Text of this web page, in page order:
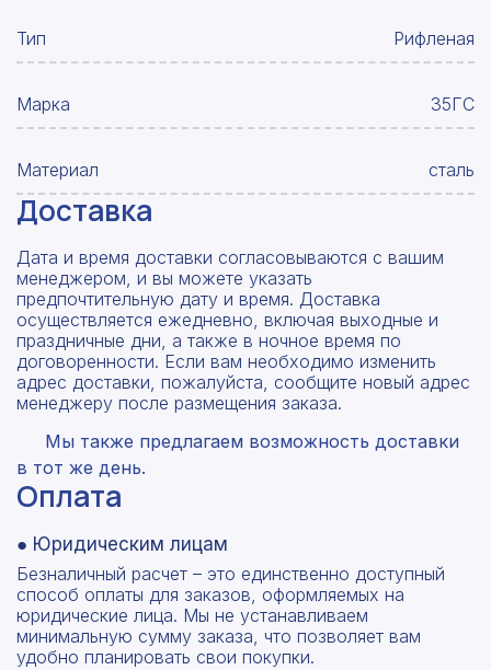
Тип Рифленая
Марка 35ГС
Материал сталь
Доставка
Дата и время доставки согласовываются с вашим
менеджером, и вы можете указать
предпочтительную дату и время. Доставка
осуществляется ежедневно, включая выходные и
праздничные дни, а также в ночное время по
договоренности. Если вам необходимо изменить
адрес доставки, пожалуйста, сообщите новый адрес
менеджеру после размещения заказа.
Мы также предлагаем возможность доставки
в тот же день.
Оплата
● Юридическим лицам
Безналичный расчет – это единственно доступный
способ оплаты для заказов, оформляемых на
юридические лица. Мы не устанавливаем
минимальную сумму заказа, что позволяет вам
удобно планировать свои покупки.